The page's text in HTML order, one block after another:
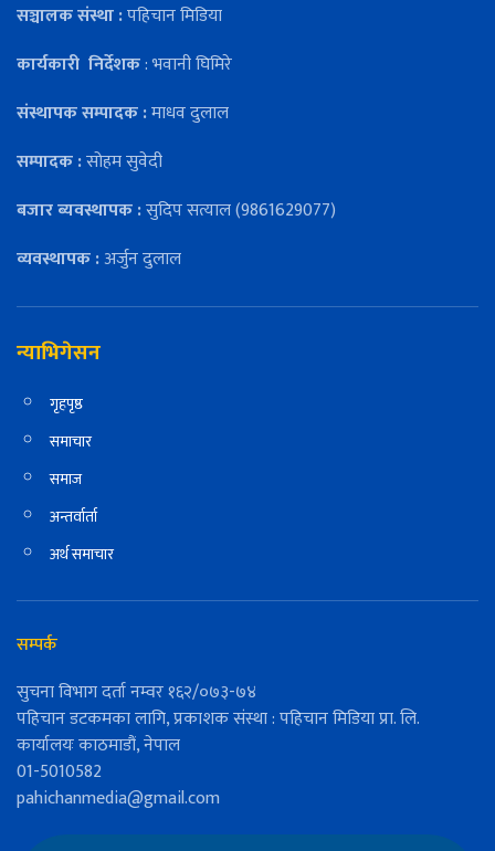
सञ्चालक संस्था :पहिचान मिडिया
कार्यकारी निर्देशक: भवानी घिमिरे
संस्थापक सम्पादक :माधव दुलाल
सम्पादक :सोहम सुवेदी
बजार ब्यवस्थापक :सुदिप सत्याल (9861629077)
व्यवस्थापक :अर्जुन दुलाल
न्याभिगेसन
गृहपृष्ठ
समाचार
समाज
अन्तर्वार्ता
अर्थ समाचार
सम्पर्क
सुचना विभाग दर्ता नम्वर १६२/०७३-७४
पहिचान डटकमका लागि, प्रकाशक संस्था : पहिचान मिडिया प्रा. लि.
कार्यालयः काठमाडौं, नेपाल
01-5010582
pahichanmedia@gmail.com